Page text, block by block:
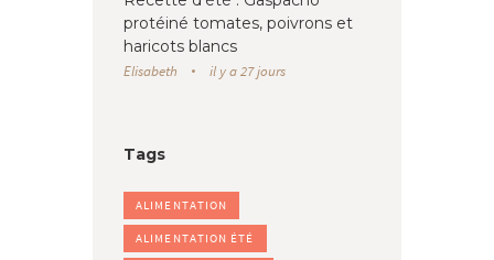
protéiné tomates, poivrons et
haricots blancs
Elisabeth il y a 27 jours
Tags
ALIMENTATION
ALIMENTATION ÉTÉ